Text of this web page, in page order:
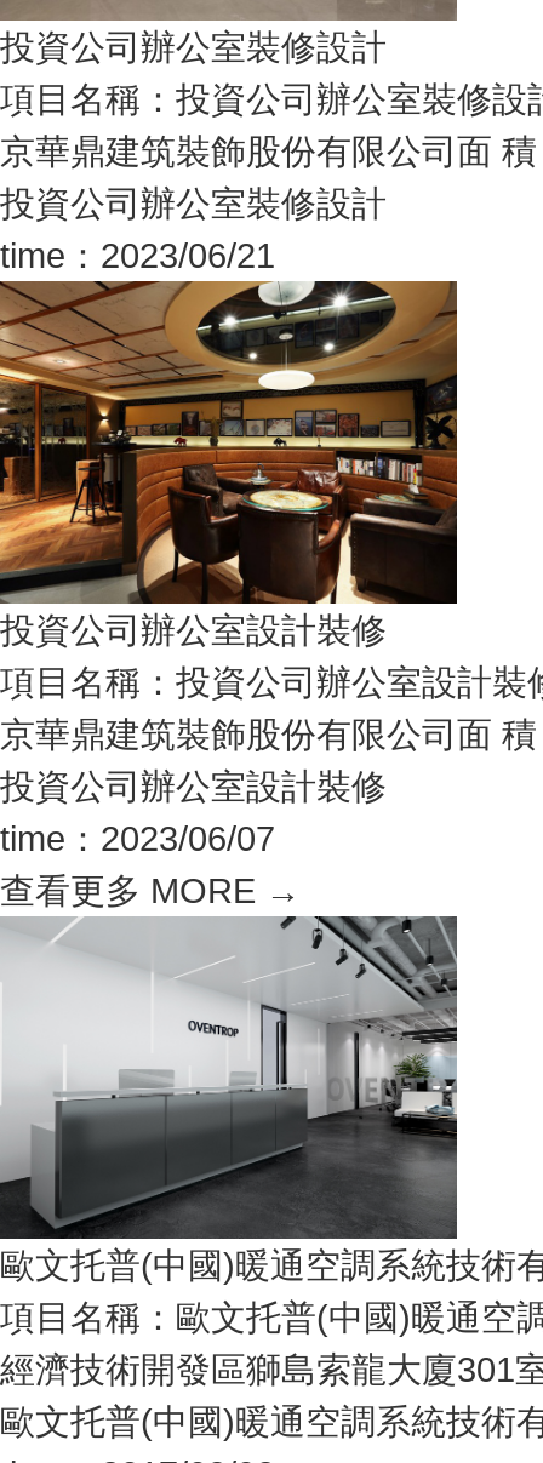
投資公司辦公室裝修設計
項目名稱：投資公司辦公室裝修
京華鼎建筑裝飾股份有限公司面
投資公司辦公室裝修設計
time：2023/06/21
投資公司辦公室設計裝修
項目名稱：投資公司辦公室設計
京華鼎建筑裝飾股份有限公司面
投資公司辦公室設計裝修
time：2023/06/07
查看更多 MORE →
歐文托普(中國)暖通空調系統技術
項目名稱：歐文托普(中國)暖通空
經濟技術開發區獅島索龍大廈301
歐文托普(中國)暖通空調系統技術